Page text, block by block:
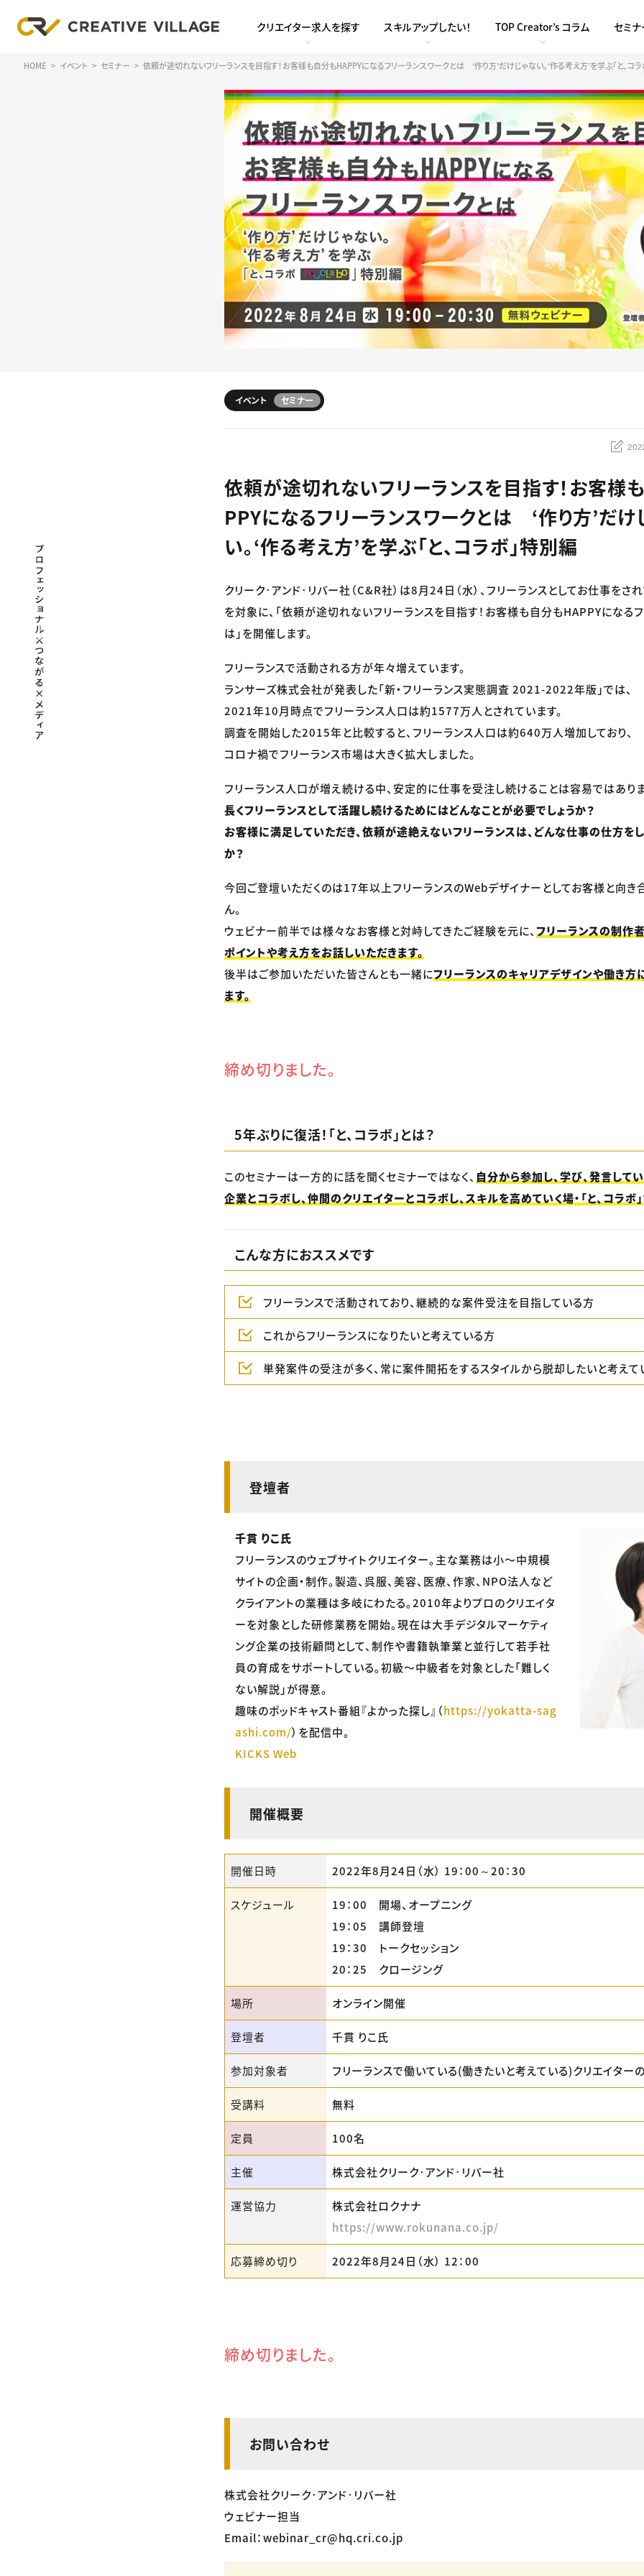
クリエイター求人を探す スキルアップしたい！ TOP Creator’s コラム セミ
HOME イベント セミナー 依頼が途切れないフリーランスを目指す！お客様も自分もHAPPYになるフリーランスワークとは ‘作り方’だけじゃない。‘作る考え方’を学ぶ「と、コ
プロフェッショナル×つながる×メディア
イベント セミナー
依頼が途切れないフリーランスを目指す！お客様
PPYになるフリーランスワークとは ‘作り方’だけ
い。‘作る考え方’を学ぶ「と、コラボ」特別編
クリーク･アンド･リバー社（C&R社）は8月24日（水）、フリーランスとしてお仕事をさ
を対象に、「依頼が途切れないフリーランスを目指す！お客様も自分もHAPPYになる
は」を開催します。
フリーランスで活動される方が年々増えています。
ランサーズ株式会社が発表した「新・フリーランス実態調査 2021-2022年版」では、
2021年10月時点でフリーランス人口は約1577万人とされています。
調査を開始した2015年と比較すると、フリーランス人口は約640万人増加しており、
コロナ禍でフリーランス市場は大きく拡大しました。
フリーランス人口が増え続ける中、安定的に仕事を受注し続けることは容易ではあり
長くフリーランスとして活躍し続けるためにはどんなことが必要でしょうか？
お客様に満足していただき、依頼が途絶えないフリーランスは、どんな仕事の仕方を
か？
今回ご登壇いただくのは17年以上フリーランスのWebデザイナーとしてお客様と向き
ん。
ウェビナー前半では様々なお客様と対峙してきたご経験を元に、 フリーランスの制作
ポイントや考え方をお話しいただきます。
後半はご参加いただいた皆さんとも一緒にフリーランスのキャリアデザインや働き方
ます。
締め切りました。
5年ぶりに復活！「と、コラボ」とは？
このセミナーは一方的に話を聞くセミナーではなく、 自分から参加し、学び、発言して
企業とコラボし、仲間のクリエイターとコラボし、スキルを高めていく場・「と、コラボ」
こんな方におススメです
フリーランスで活動されており、継続的な案件受注を目指している方
これからフリーランスになりたいと考えている方
単発案件の受注が多く、常に案件開拓をするスタイルから脱却したいと考えて
登壇者
千貫 りこ氏
フリーランスのウェブサイトクリエイター。主な業務は小〜中規模
サイトの企画・制作。製造、呉服、美容、医療、作家、NPO法人など
クライアントの業種は多岐にわたる。2010年よりプロのクリエイタ
ーを対象とした研修業務を開始。現在は大手デジタルマーケティ
ング企業の技術顧問として、制作や書籍執筆業と並行して若手社
員の育成をサポートしている。初級〜中級者を対象とした「難しく
ない解説」が得意。
趣味のポッドキャスト番組『よかった探し』（https://yokatta-sag
ashi.com/）を配信中。
KICKS Web
開催概要
開催日時 2022年8月24日（水） 19：00～20：30
スケジュール
19：00 開場、オープニング
19：05 講師登壇
19：30 トークセッション
20：25 クロージング
場所 オンライン開催
登壇者 千貫 りこ氏
参加対象者 フリーランスで働いている(働きたいと考えている)クリエイター
受講料 無料
定員 100名
主催 株式会社クリーク･アンド･リバー社
運営協力
株式会社ロクナナ
https://www.rokunana.co.jp/
応募締め切り 2022年8月24日（水） 12：00
締め切りました。
お問い合わせ
株式会社クリーク･アンド･リバー社
ウェビナー担当
Email：webinar_cr@hq.cri.co.jp